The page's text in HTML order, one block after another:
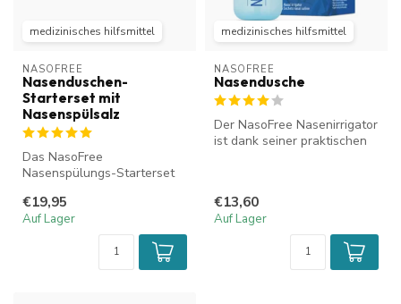
medizinisches hilfsmittel
NASOFREE
Nasenduschen-
Starterset mit
Nasenspülsalz
Das NasoFree
Nasenspülungs-Starterset
sich ideal zur Re...
€19,95
Auf Lager
medizinisches hilfsmittel
NASOFREE
Nasendusche
Der NasoFree Nasenirrigator
ist dank seiner praktischen
€13,60
Auf Lager